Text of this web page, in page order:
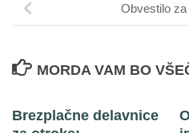
Obvestilo
MORDA VAM BO
Brezplačne delavnice